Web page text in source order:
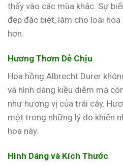
thấy vào các mùa khác. Sự
đẹp đặc biệt, làm cho loài
hơn.
Hương Thơm Dễ Chịu
Hoa hồng Albrecht Durer
và hình dáng kiều diễm mà
như hương vị của trái cây.
một trong những lý do khiến
hoa này.
Hình Dáng và Kích Thước